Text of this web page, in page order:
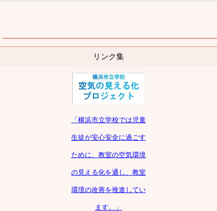
リンク集
「横浜市立学校では児童
生徒が安心安全に過ごす
ために、教室の空気環境
の見える化を通し、 教室
環境の改善を推進してい
ます。」